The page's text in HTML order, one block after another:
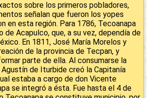
sobre los primeros pobladores,
señalan que fueron los yopes
en esta región. Para 1786, Tecoanapa
Acapulco, que, a su vez, dependía de
En 1811, José María Morelos y
de la provincia de Tecpan, y
parte de ella. Al consumarse la
Agustín de Iturbide creó la Capitanía
estaba a cargo de don Vicente
se integró a ésta. Fue hasta el 4 de